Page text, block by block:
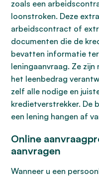
zoals een
loonstroken. Deze
arbeidscontract of
documenten die de
bevatten informatie
leningaanvraag. Ze
het leenbedrag
zelf alle nodige en
kredietverstrekker. De
een lening hangen af
Online
aanvragen
Wanneer u een